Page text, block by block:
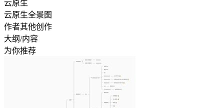
云原生
云原生全景图
作者其他创作
大纲/内容
为你推荐